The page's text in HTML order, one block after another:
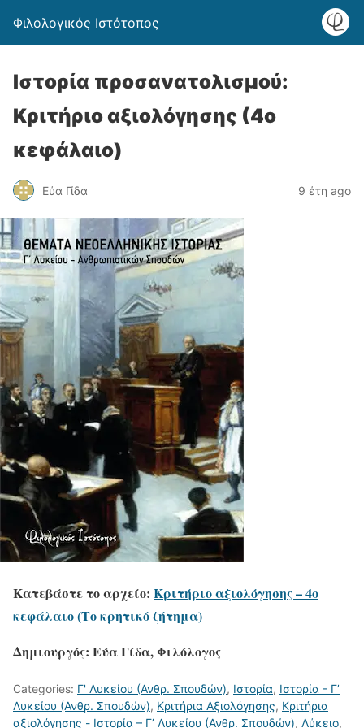
Φιλολογικός Ιστότοπος
Ιστορία προσανατολισμού:
Κριτήριο αξιολόγησης (4ο
κεφάλαιο)
Εύα Γίδα 9 έτη ago
Κατεβάστε το αρχείο: Κριτήριο αξιολόγησης – 4ο
κεφάλαιο (Το κρητικό ζήτημα)
Δημιουργός: Εύα Γίδα, Φιλόλογος
Categories: Γ' Λυκείου (Ανθρ. Σπουδών), Ιστορία, Ιστορία - Γ’
Λυκείου (Ανθρ. Σπουδών), Κριτήρια Αξιολόγησης, Κριτήρια
αξιολόγησης - Ιστορία – Γ’ Λυκείου (Ανθρ. Σπουδών), Λύκειο,